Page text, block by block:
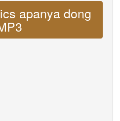
apanya dong